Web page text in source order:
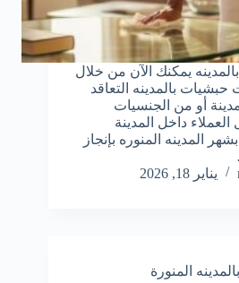
يمكنك الآن من خلال
بالمدينه التعاقد
أو من الجنسيات
داخل المدينة
المدينه المنوره بإنجاز
يناير 18, 2026
المنورة